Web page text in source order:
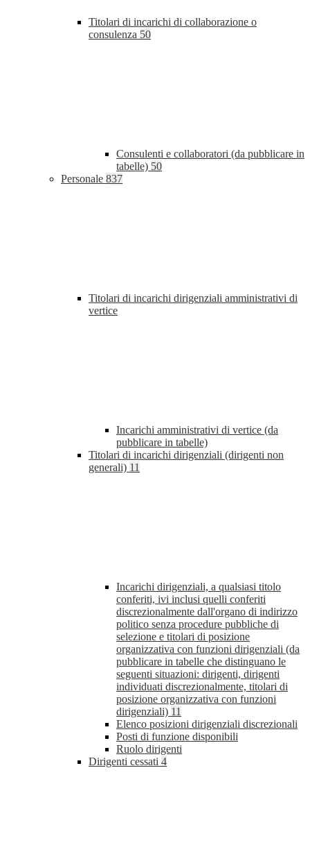
Titolari di incarichi di collaborazione o
consulenza 50
Consulenti e collaboratori (da pubblicare in
tabelle) 50
Personale 837
Titolari di incarichi dirigenziali amministrativi di
vertice
Incarichi amministrativi di vertice (da
pubblicare in tabelle)
Titolari di incarichi dirigenziali (dirigenti non
generali) 11
Incarichi dirigenziali, a qualsiasi titolo
conferiti, ivi inclusi quelli conferiti
discrezionalmente dall'organo di indirizzo
politico senza procedure pubbliche di
selezione e titolari di posizione
organizzativa con funzioni dirigenziali (da
pubblicare in tabelle che distinguano le
seguenti situazioni: dirigenti, dirigenti
individuati discrezionalmente, titolari di
posizione organizzativa con funzioni
dirigenziali) 11
Elenco posizioni dirigenziali discrezionali
Posti di funzione disponibili
Ruolo dirigenti
Dirigenti cessati 4